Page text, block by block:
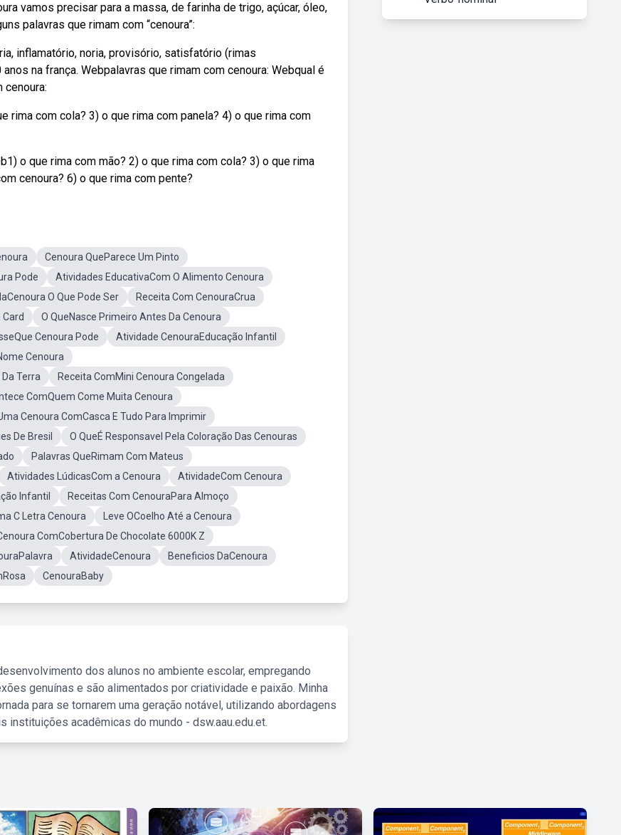
vamos precisar para a massa, de farinha de trigo, açúcar, óleo,
palavras que rimam com “cenoura”:
inflamatório, noria, provisório, satisfatório (rimas
na frança. Webpalavras que rimam com cenoura: Webqual é
cenoura:
rima com cola? 3) o que rima com panela? 4) o que rima com
o que rima com mão? 2) o que rima com cola? 3) o que rima
cenoura? 6) o que rima com pente?
Cenoura QueParece Um Pinto
Pode
Atividades EducativaCom O Alimento Cenoura
O Que Pode Ser
Receita Com CenouraCrua
O QueNasce Primeiro Antes Da Cenoura
Cenoura Pode
Atividade CenouraEducação Infantil
Cenoura
Terra
Receita ComMini Cenoura Congelada
ComQuem Come Muita Cenoura
Cenoura ComCasca E Tudo Para Imprimir
De Bresil
O QueÉ Responsavel Pela Coloração Das Cenouras
Palavras QueRimam Com Mateus
Atividades LúdicasCom a Cenoura
AtividadeCom Cenoura
Infantil
Receitas Com CenouraPara Almoço
C Letra Cenoura
Leve OCoelho Até a Cenoura
ComCobertura De Chocolate 6000K Z
AtividadeCenoura
Beneficios DaCenoura
CenouraBaby
dos alunos no ambiente escolar, empregando
genuínas e são alimentados por criatividade e paixão. Minha
para se tornarem uma geração notável, utilizando abordagens
instituições acadêmicas do mundo - dsw.aau.edu.et.